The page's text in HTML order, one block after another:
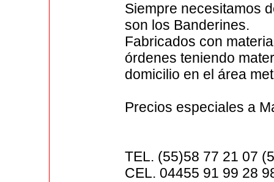
Siempre necesitamos
son los Banderines.
Fabricados con
órdenes teniendo
domicilio en el área
Precios especiales a
TEL. (55)58 77 21 07
CEL. 04455 91 99 28